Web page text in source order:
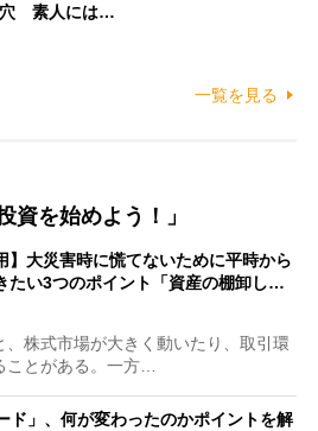
穴 素人には…
一覧を見る
資を始めよう！」
】大災害時に慌てないために平時から
たい3つのポイント「資産の棚卸し…
株式市場が大きく動いたり、取引環
ことがある。一方…
ド」、何が変わったのかポイントを解